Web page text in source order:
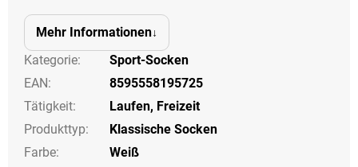
Mehr Informationen
Kategorie:
Sport-Socken
EAN:
8595558195725
Tätigkeit: Laufen, Freizeit
Produkttyp:
Klassische Socken
Farbe:
Weiß